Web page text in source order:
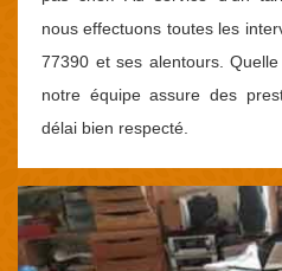
nous effectuons toutes les
77390 et ses alentours.
notre équipe assure des
délai bien respecté.